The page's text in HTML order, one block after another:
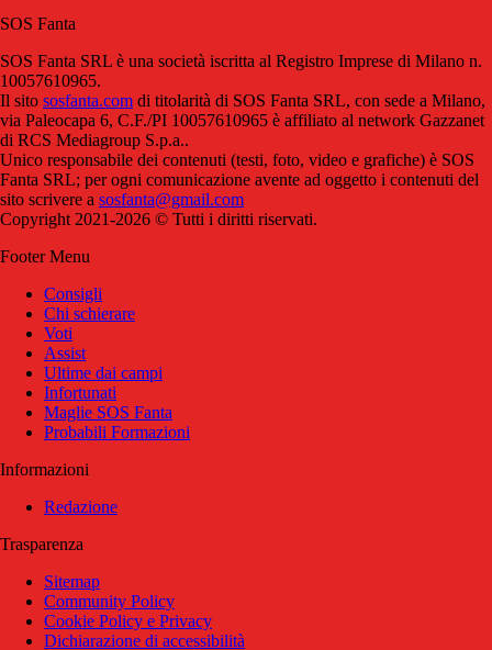
SOS Fanta
SOS Fanta SRL è una società iscritta al Registro Imprese di Milano n.
10057610965.
Il sito sosfanta.com di titolarità di SOS Fanta SRL, con sede a Milano,
via Paleocapa 6, C.F./PI 10057610965 è affiliato al network Gazzanet
di RCS Mediagroup S.p.a..
Unico responsabile dei contenuti (testi, foto, video e grafiche) è SOS
Fanta SRL; per ogni comunicazione avente ad oggetto i contenuti del
sito scrivere a sosfanta@gmail.com
Copyright 2021-2026 © Tutti i diritti riservati.
Footer Menu
Consigli
Chi schierare
Voti
Assist
Ultime dai campi
Infortunati
Maglie SOS Fanta
Probabili Formazioni
Informazioni
Redazione
Trasparenza
Sitemap
Community Policy
Cookie Policy e Privacy
Dichiarazione di accessibilità